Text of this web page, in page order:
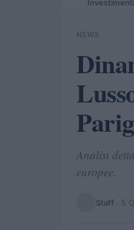
Investimenti
NEWS
Analisi
europee.
Staff · 5